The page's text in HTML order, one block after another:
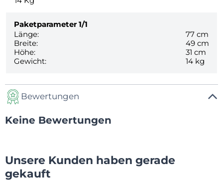
Paketparameter 1/1
Länge:
77 cm
Breite:
49 cm
Höhe:
31 cm
Gewicht:
14 kg
Bewertungen
Keine Bewertungen
Unsere Kunden haben gerade
gekauft